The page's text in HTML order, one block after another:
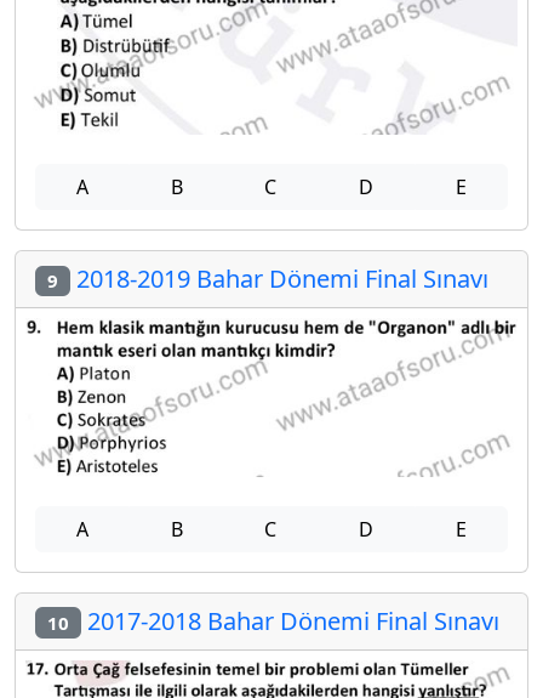
A B C D E
9 2018-2019 Bahar Dönemi Final Sınavı
A B C D E
10 2017-2018 Bahar Dönemi Final Sınavı